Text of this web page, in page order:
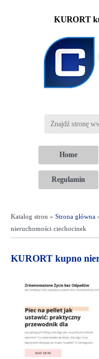
KURORT
Home
Regulamin
Katalog stron » Strona główna
nieruchomości ciechocinek
KURORT kupno